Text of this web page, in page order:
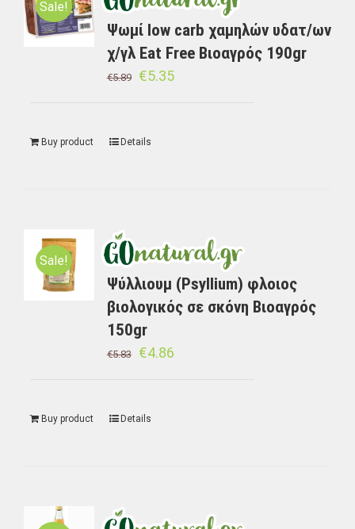
Sale!
Ψωμί low carb χαμηλών υδατ/ων
χ/γλ Eat Free Βιοαγρός 190gr
€5.89 €5.35
Buy product Details
Sale!
Ψύλλιουμ (Psyllium) φλοιος
βιολογικός σε σκόνη Βιοαγρός
150gr
€5.83 €4.86
Buy product Details